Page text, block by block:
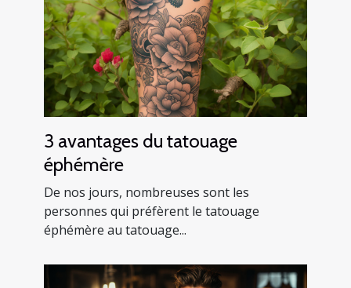
3 avantages du tatouage
éphémère
De nos jours, nombreuses sont les
personnes qui préfèrent le tatouage
éphémère au tatouage...